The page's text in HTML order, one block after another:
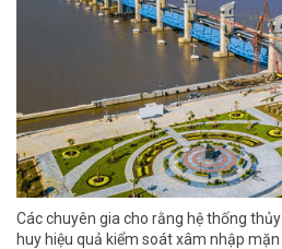
Các chuyên gia cho rằng hệ thống
huy hiệu quả kiểm soát xâm nhập